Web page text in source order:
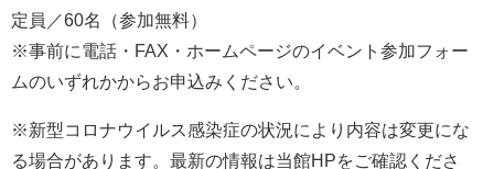
定員／60名（参加無料）
※事前に電話・FAX・ホームページのイベント参加フォー
ムのいずれかからお申込みください。
※新型コロナウイルス感染症の状況により内容は変更にな
る場合があります。最新の情報は当館HPをご確認くださ